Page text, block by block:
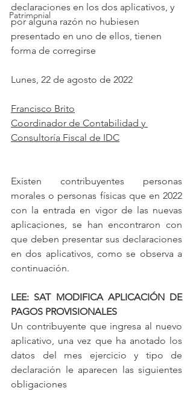
Patrimonial
declaraciones en los dos aplicativos, y
por alguna razón no hubiesen
presentado en uno de ellos, tienen
forma de corregirse
Lunes, 22 de agosto de 2022
Francisco Brito
Coordinador de Contabilidad y
Consultoría Fiscal de IDC
Existen contribuyentes personas
morales o personas físicas que en 2022
con la entrada en vigor de las nuevas
aplicaciones, se han encontraron con
que deben presentar sus declaraciones
en dos aplicativos, como se observa a
continuación.
LEE: SAT MODIFICA APLICACIÓN DE
PAGOS PROVISIONALES
Un contribuyente que ingresa al nuevo
aplicativo, una vez que ha anotado los
datos del mes ejercicio y tipo de
declaración le aparecen las siguientes
obligaciones